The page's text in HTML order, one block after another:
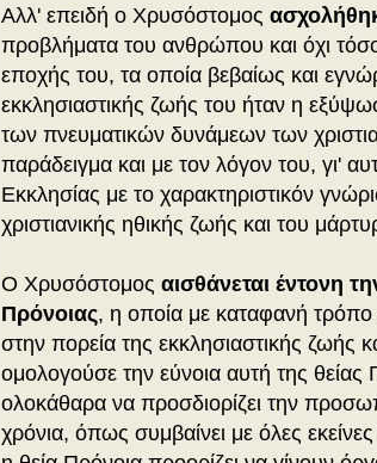
Αλλ' επειδή ο Χρυσόστομος
προβλήματα του ανθρώπου και όχι
εποχής του, τα οποία βεβαίως και
εκκλησιαστικής ζωής του ήταν η
των πνευματικών δυνάμεων των
παράδειγμα και με τον λόγον του, γι'
Εκκλησίας με το χαρακτηριστικόν
χριστιανικής ηθικής ζωής και του
Ο Χρυσόστομος αισθάνεται έντονη
Πρόνοιας, η οποία με καταφανή
στην πορεία της εκκλησιαστικής ζωής
ομολογούσε την εύνοια αυτή της θείας
ολοκάθαρα να προσδιορίζει την
χρόνια, όπως συμβαίνει με όλες